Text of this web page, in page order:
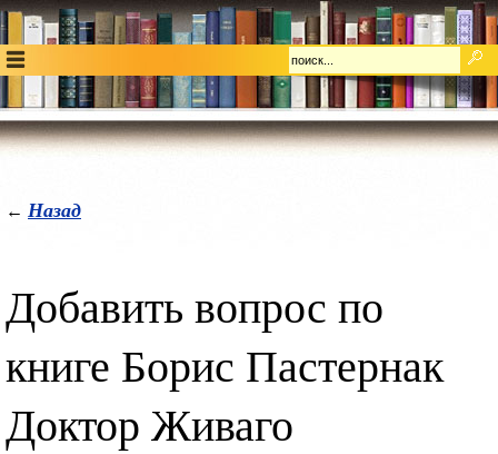
← Назад
Добавить вопрос по
книге Борис Пастернак
Доктор Живаго